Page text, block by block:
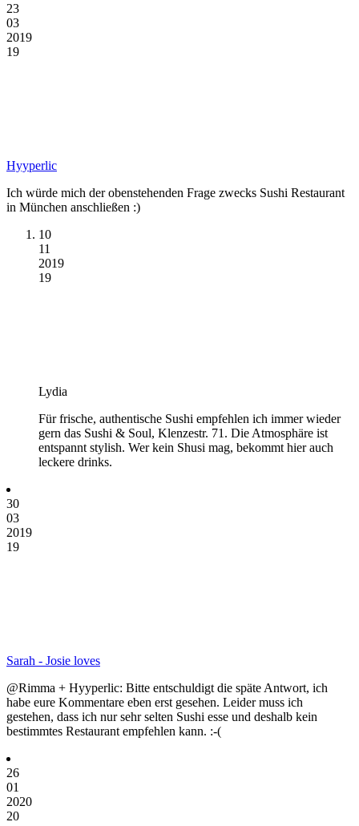
23
03
2019
19
Hyyperlic
Ich würde mich der obenstehenden Frage zwecks Sushi Restaurant
in München anschließen :)
10
11
2019
19
Lydia
Für frische, authentische Sushi empfehlen ich immer wieder
gern das Sushi & Soul, Klenzestr. 71. Die Atmosphäre ist
entspannt stylish. Wer kein Shusi mag, bekommt hier auch
leckere drinks.
30
03
2019
19
Sarah - Josie loves
@Rimma + Hyyperlic: Bitte entschuldigt die späte Antwort, ich
habe eure Kommentare eben erst gesehen. Leider muss ich
gestehen, dass ich nur sehr selten Sushi esse und deshalb kein
bestimmtes Restaurant empfehlen kann. :-(
26
01
2020
20